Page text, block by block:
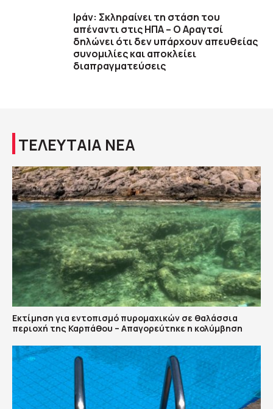
Ιράν: Σκληραίνει τη στάση του
απέναντι στις ΗΠΑ – Ο Αραγτσί
δηλώνει ότι δεν υπάρχουν απευθείας
συνομιλίες και αποκλείει
διαπραγματεύσεις
ΤΕΛΕΥΤΑΙΑ ΝΕΑ
Εκτίμηση για εντοπισμό πυρομαχικών σε θαλάσσια
περιοχή της Καρπάθου – Απαγορεύτηκε η κολύμβηση